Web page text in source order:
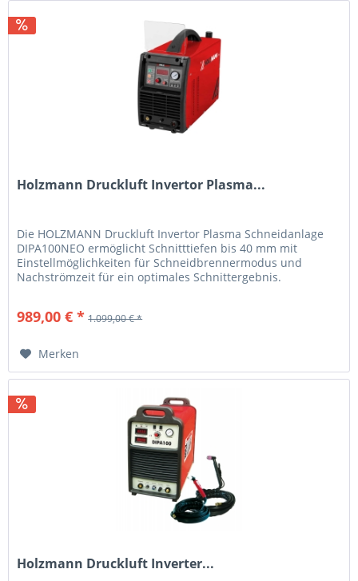
Holzmann Druckluft Invertor Plasma...
Die HOLZMANN Druckluft Invertor Plasma Schneidanlage
DIPA100NEO ermöglicht Schnitttiefen bis 40 mm mit
Einstellmöglichkeiten für Schneidbrennermodus und
Nachströmzeit für ein optimales Schnittergebnis.
989,00 € * 1.099,00 € *
Merken
Holzmann Druckluft Inverter...